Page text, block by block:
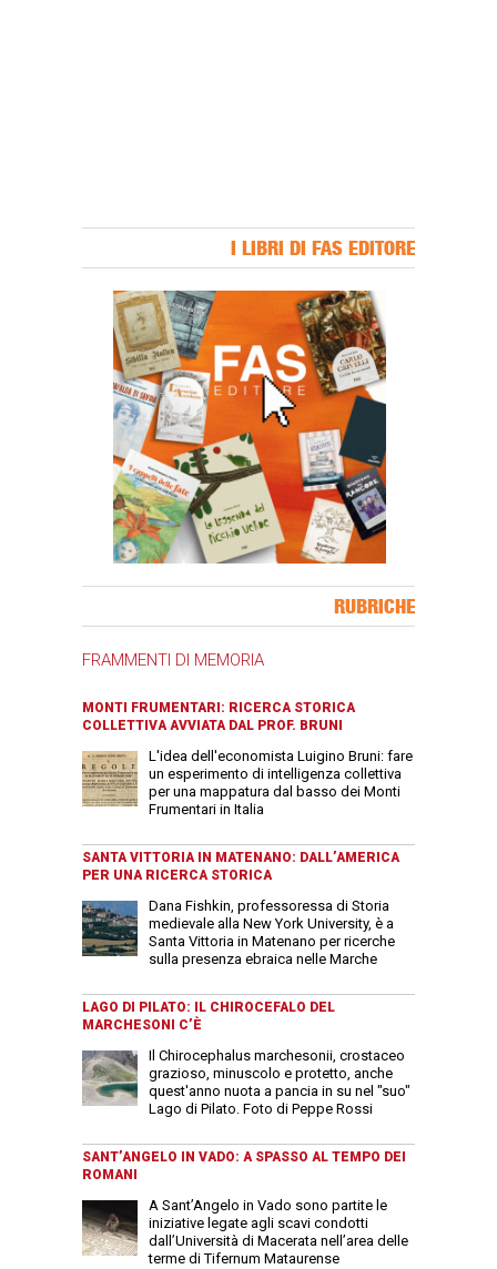
I LIBRI DI FAS EDITORE
RUBRICHE
FRAMMENTI DI MEMORIA
MONTI FRUMENTARI: RICERCA STORICA
COLLETTIVA AVVIATA DAL PROF. BRUNI
L'idea dell'economista Luigino Bruni: fare
un esperimento di intelligenza collettiva
per una mappatura dal basso dei Monti
Frumentari in Italia
SANTA VITTORIA IN MATENANO: DALL’AMERICA
PER UNA RICERCA STORICA
Dana Fishkin, professoressa di Storia
medievale alla New York University, è a
Santa Vittoria in Matenano per ricerche
sulla presenza ebraica nelle Marche
LAGO DI PILATO: IL CHIROCEFALO DEL
MARCHESONI C’È
Il Chirocephalus marchesonii, crostaceo
grazioso, minuscolo e protetto, anche
quest'anno nuota a pancia in su nel "suo"
Lago di Pilato. Foto di Peppe Rossi
SANT’ANGELO IN VADO: A SPASSO AL TEMPO DEI
ROMANI
A Sant’Angelo in Vado sono partite le
iniziative legate agli scavi condotti
dall’Università di Macerata nell’area delle
terme di Tifernum Mataurense